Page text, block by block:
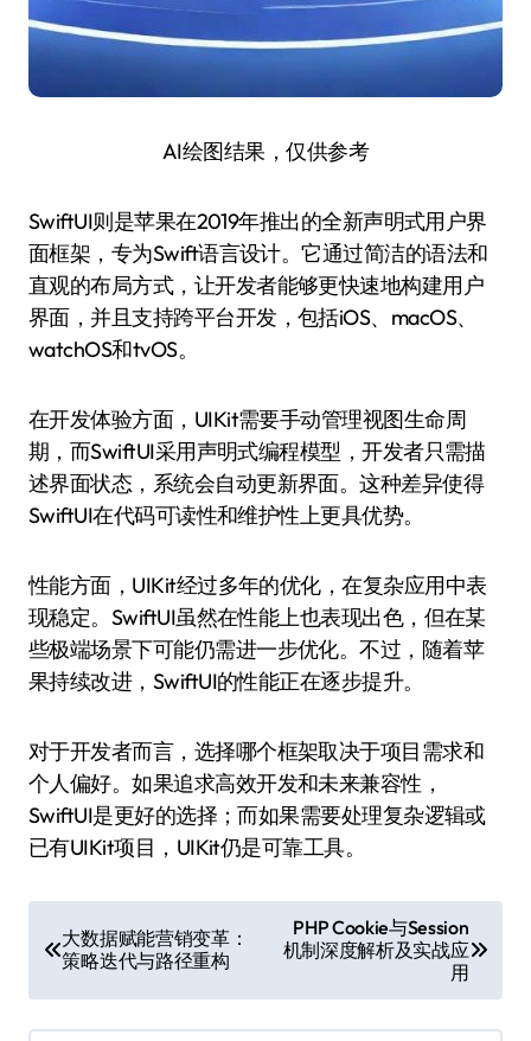
AI绘图结果，仅供参考
SwiftUI则是苹果在2019年推出的全新声明式用户界
面框架，专为Swift语言设计。它通过简洁的语法和
直观的布局方式，让开发者能够更快速地构建用户
界面，并且支持跨平台开发，包括iOS、macOS、
watchOS和tvOS。
在开发体验方面，UIKit需要手动管理视图生命周
期，而SwiftUI采用声明式编程模型，开发者只需描
述界面状态，系统会自动更新界面。这种差异使得
SwiftUI在代码可读性和维护性上更具优势。
性能方面，UIKit经过多年的优化，在复杂应用中表
现稳定。SwiftUI虽然在性能上也表现出色，但在某
些极端场景下可能仍需进一步优化。不过，随着苹
果持续改进，SwiftUI的性能正在逐步提升。
对于开发者而言，选择哪个框架取决于项目需求和
个人偏好。如果追求高效开发和未来兼容性，
SwiftUI是更好的选择；而如果需要处理复杂逻辑或
已有UIKit项目，UIKit仍是可靠工具。
章
导
大数据赋能营销变革：
策略迭代与路径重构
PHP Cookie与Session
机制深度解析及实战应
用